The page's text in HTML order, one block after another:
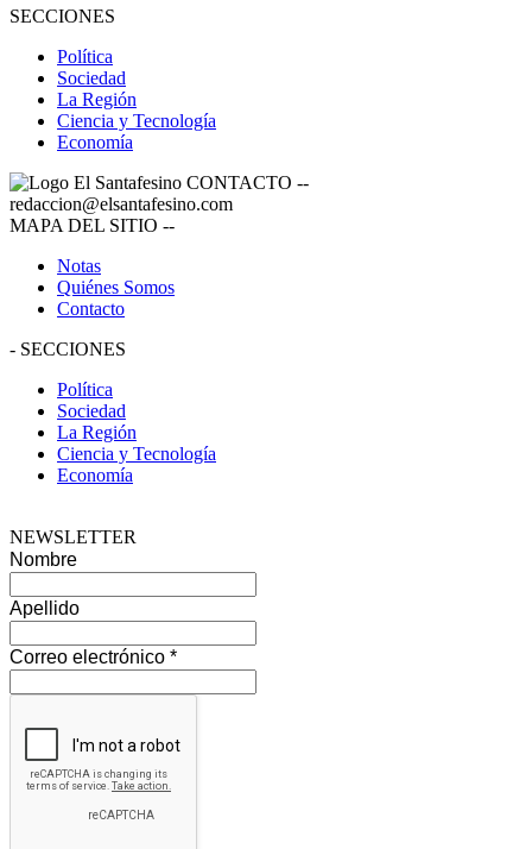
SECCIONES
Política
Sociedad
La Región
Ciencia y Tecnología
Economía
CONTACTO --
redaccion@elsantafesino.com
MAPA DEL SITIO --
Notas
Quiénes Somos
Contacto
- SECCIONES
Política
Sociedad
La Región
Ciencia y Tecnología
Economía
NEWSLETTER
Nombre
Apellido
Correo electrónico *